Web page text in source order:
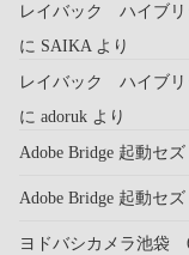
レイバック ハイブ
に SAIKAより
レイバック ハイブ
に adoruk より
Adobe Bridge 起動セ
Adobe Bridge 起動セ
ヨドバシカメラ池袋